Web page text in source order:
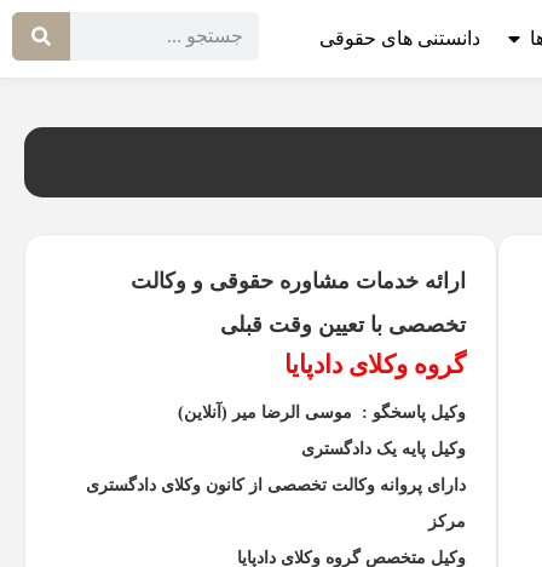
دانستنی های حقوقی
ارائه خدمات مشاوره حقوقی و وکالت
تخصصی با تعیین وقت قبلی
گروه وکلای دادپایا
وکیل پاسخگو : موسی الرضا میر (آنلاین)
وکیل پایه یک دادگستری
دارای پروانه وکالت تخصصی از کانون وکلای دادگستری
مرکز
وکیل متخصص گروه وکلای دادپایا